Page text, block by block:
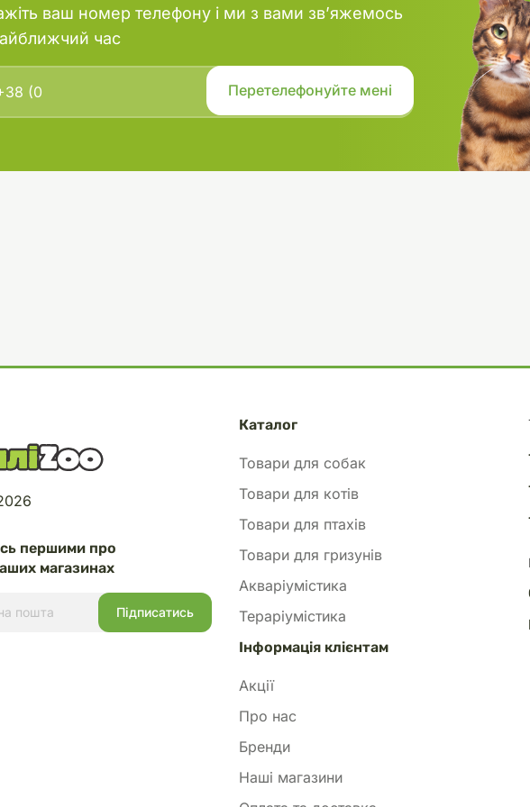
ваш номер телефону і ми з вами зв’яжемось
час
першими про
магазинах
Каталог
Товари для собак
Товари для котів
Товари для птахів
Товари для гризунів
Акваріумістика
Тераріумістика
Інформація клієнтам
Акції
Про нас
Бренди
Наші магазини